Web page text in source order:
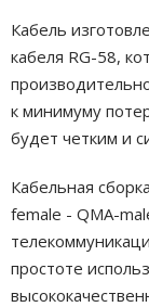
Кабель
кабеля RG-58,
к минимуму
будет четким и
Кабельная
female - QMA-
простоте